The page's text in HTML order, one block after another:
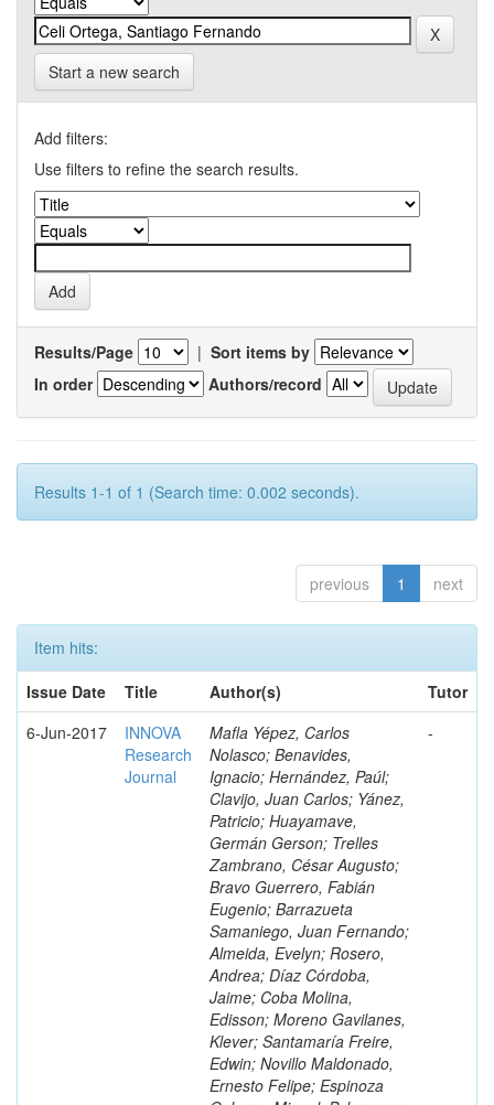
Start a new search
Add filters:
Use filters to refine the search results.
Results/Page | Sort items by
In order
Authors/record
Results 1-1 of 1 (Search time: 0.002 seconds).
previous 1 next
Item hits:
Issue Date
Title Author(s)
Tutor
6-Jun-2017
INNOVA
Research
Journal
Mafla Yépez, Carlos
Nolasco; Benavides,
Ignacio; Hernández, Paúl;
Clavijo, Juan Carlos; Yánez,
Patricio; Huayamave,
Germán Gerson; Trelles
Zambrano, César Augusto;
Bravo Guerrero, Fabián
Eugenio; Barrazueta
Samaniego, Juan Fernando;
Almeida, Evelyn; Rosero,
Andrea; Díaz Córdoba,
Jaime; Coba Molina,
Edisson; Moreno Gavilanes,
Klever; Santamaría Freire,
Edwin; Novillo Maldonado,
Ernesto Felipe; Espinoza
-